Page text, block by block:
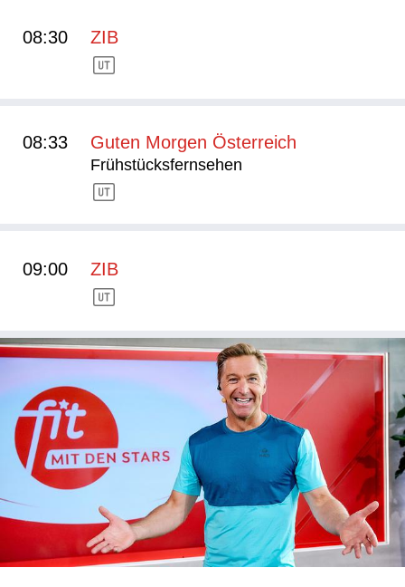
08:30 ZIB
08:33 Guten Morgen Österreich
Frühstücksfernsehen
09:00 ZIB